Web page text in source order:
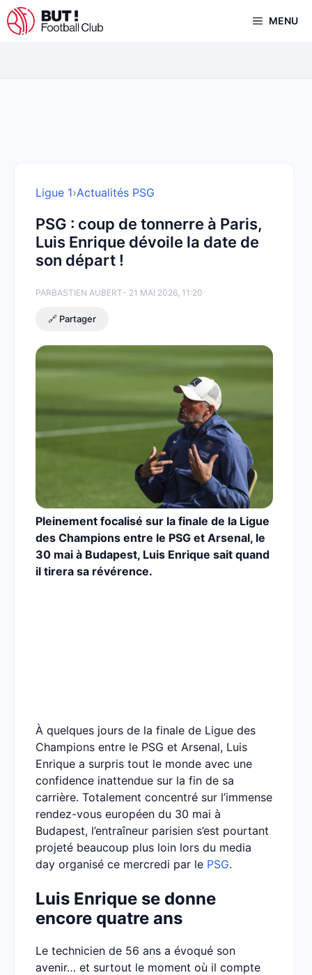
Aller
au
MENU
Ligue 1›Actualités PSG
PSG : coup de tonnerre à Paris,
Luis Enrique dévoile la date de
son départ !
PARBASTIEN AUBERT- 21 MAI 2026, 11:20
🔗 Partager
Pleinement focalisé sur la finale de la Ligue
des Champions entre le PSG et Arsenal, le
30 mai à Budapest, Luis Enrique sait quand
il tirera sa révérence.
À quelques jours de la finale de Ligue des
Champions entre le PSG et Arsenal, Luis
Enrique a surpris tout le monde avec une
confidence inattendue sur la fin de sa
carrière. Totalement concentré sur l’immense
rendez-vous européen du 30 mai à
Budapest, l’entraîneur parisien s’est pourtant
projeté beaucoup plus loin lors du media
day organisé ce mercredi par le PSG.
Luis Enrique se donne
encore quatre ans
Le technicien de 56 ans a évoqué son
avenir… et surtout le moment où il compte